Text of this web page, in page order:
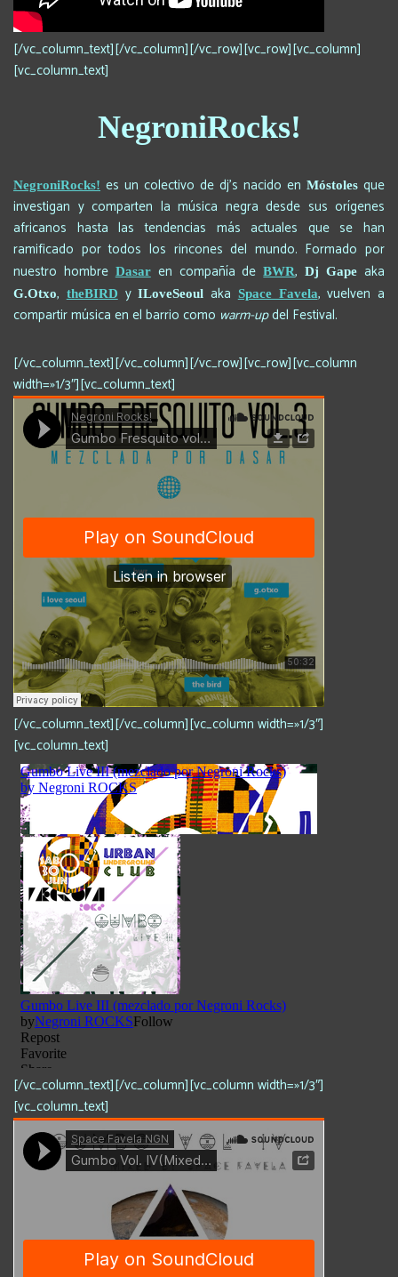
[/vc_column_text][/vc_column][/vc_row][vc_row][vc_column]
[vc_column_text]
NegroniRocks!
NegroniRocks! es un colectivo de dj’s nacido en Móstoles que
investigan y comparten la música negra desde sus orígenes
africanos hasta las tendencias más actuales que se han
ramificado por todos los rincones del mundo. Formado por
nuestro hombreDasaren compañía deBWR,Dj Gape aka
G.Otxo,theBIRDyILoveSeoul akaSpace Favela, vuelven a
compartir música en el barrio como warm-updel Festival.
[/vc_column_text][/vc_column][/vc_row][vc_row][vc_column
width=»1/3″][vc_column_text]
[/vc_column_text][/vc_column][vc_column width=»1/3″]
[vc_column_text]
[/vc_column_text][/vc_column][vc_column width=»1/3″]
[vc_column_text]